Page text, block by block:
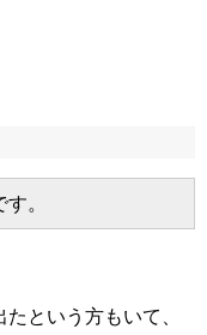
という方もいて、